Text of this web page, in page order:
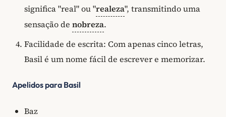
significa "real" ou "realeza", transmitindo uma
sensação de nobreza.
Facilidade de escrita: Com apenas cinco letras,
Basil é um nome fácil de escrever e memorizar.
Apelidos para Basil
Baz